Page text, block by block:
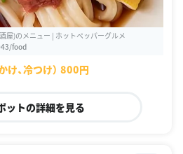
屋)のメニュー | ホットペッパーグルメ
food
け、冷つけ） 800円
ットの詳細を見る